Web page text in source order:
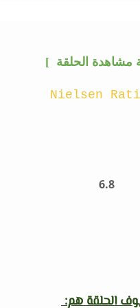
مشاهدة الحلقة ]
Nielsen
6.8
الحلقة هم: